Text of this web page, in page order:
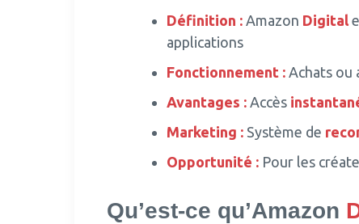
Définition : Amazon Digital
applications
Fonctionnement : Achats ou
Avantages : Accès
Marketing : Système de
Opportunité : Pour les
Qu’est-ce qu’Amazon